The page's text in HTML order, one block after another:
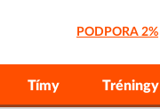
PODPORA 2%
Tímy Tréningy